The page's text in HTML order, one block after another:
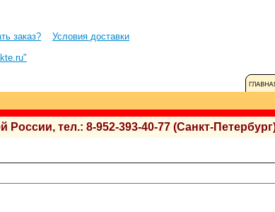
заказ?
Условия доставки
тел.: 8-952-393-40-77 (Санкт-